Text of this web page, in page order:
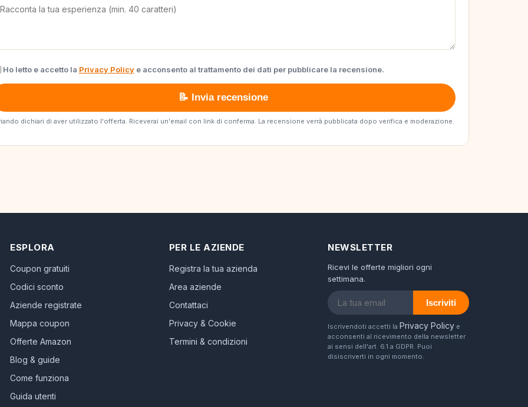
Ho letto e accetto la Privacy Policy e acconsento al trattamento dei dati per pubblicare la recensione.
📝 Invia recensione
dichiari di aver utilizzato l'offerta. Riceverai un'email con link di conferma. La recensione verrà pubblicata dopo verifica e moderazione.
ESPLORA
Coupon gratuiti
Codici sconto
Aziende registrate
Mappa coupon
Offerte Amazon
Blog & guide
Come funziona
Guida utenti
PER LE AZIENDE
Registra la tua azienda
Area aziende
Contattaci
Privacy & Cookie
Termini & condizioni
NEWSLETTER
Ricevi le offerte migliori ogni
settimana.
Iscriviti
Iscrivendoti accetti la Privacy Policy e
acconsenti al ricevimento della newsletter
ai sensi dell'art. 6.1.a GDPR. Puoi
disiscriverti in ogni momento.